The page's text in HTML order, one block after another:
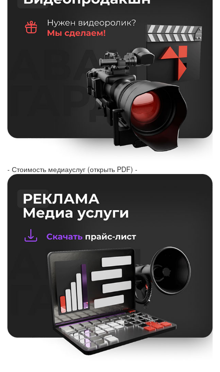
- Стоимость медиауслуг (открыть PDF) -